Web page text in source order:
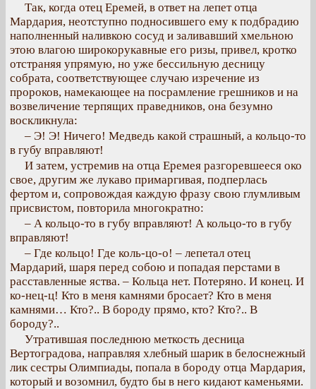
Так, когда отец Еремей, в ответ на лепет отца
Мардария, неотступно подносившего ему к подбрадию
наполненный наливкою сосуд и заливавший хмельною
этою влагою широкорукавные его ризы, привел, кротко
отстраняя упрямую, но уже бессильную десницу
собрата, соответствующее случаю изречение из
пророков, намекающее на посрамление грешников и на
возвеличение терпящих праведников, она безумно
воскликнула:
– Э! Э! Ничего! Медведь какой страшный, а кольцо-то
в губу вправляют!
И затем, устремив на отца Еремея разгоревшееся око
свое, другим же лукаво примаргивая, подперлась
фертом и, сопровождая каждую фразу свою глумливым
присвистом, повторила многократно:
– А кольцо-то в губу вправляют! А кольцо-то в губу
вправляют!
– Где кольцо! Где коль-цо-о! – лепетал отец
Мардарий, шаря перед собою и попадая перстами в
расставленные яства. – Кольца нет. Потеряно. И конец. И
ко-нец-ц! Кто в меня камнями бросает? Кто в меня
камнями… Кто?.. В бороду прямо, кто? Кто?.. В
бороду?..
Утратившая последнюю меткость десница
Вертоградова, направляя хлебный шарик в белоснежный
лик сестры Олимпиады, попала в бороду отца Мардария,
который и возомнил, будто бы в него кидают каменьями.